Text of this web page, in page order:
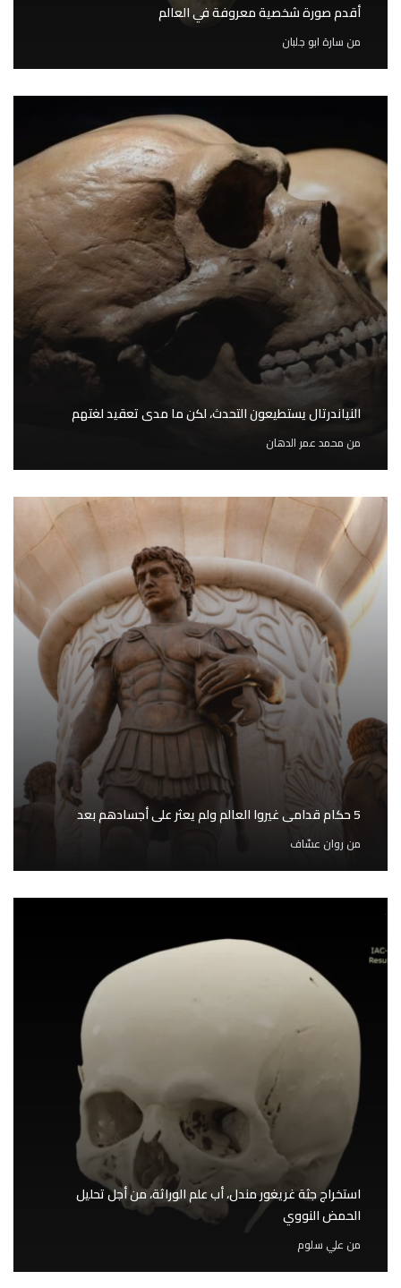
أقدم صورة شخصية معروفة في العالم
من سارة ابو جلبان
النياندرتال يستطيعون التحدث، لكن ما مدى تعقيد لغتهم
من محمد عمر الدهان
5 حكام قدامى غيروا العالم ولم يعثر على أجسادهم بعد
من روان عسّاف
استخراج جثة غريغور مندل، أب علم الوراثة، من أجل تحليل
الحمض النووي
من علي سلوم